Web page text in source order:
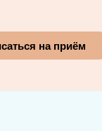
на приём